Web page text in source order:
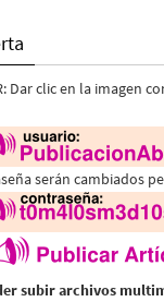
Dar clic en la imagen
serán cambiados
subir archivos